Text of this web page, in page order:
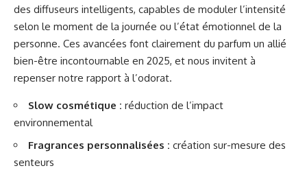
des diffuseurs intelligents, capables de moduler l’intensité
selon le moment de la journée ou l’état émotionnel de la
personne. Ces avancées font clairement du parfum un allié
bien-être incontournable en 2025, et nous invitent à
repenser notre rapport à l’odorat.
Slow cosmétique : réduction de l’impact
environnemental
Fragrances personnalisées : création sur-mesure des
senteurs